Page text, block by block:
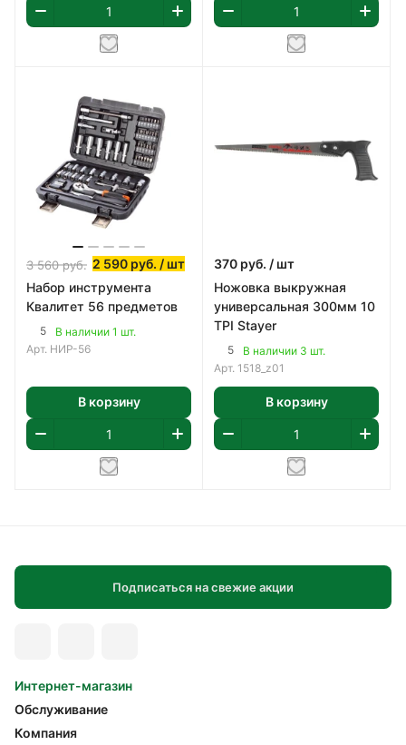
3 560руб. 2 590 руб. / шт
Набор инструмента
Квалитет 56 предметов
5
В наличии 1 шт.
Арт. НИР-56
В корзину
370 руб. / шт
Ножовка выкружная
универсальная 300мм 10
TPI Stayer
5
В наличии 3 шт.
Арт. 1518_z01
В корзину
Подписаться на свежие акции
Интернет-магазин
Обслуживание
Компания